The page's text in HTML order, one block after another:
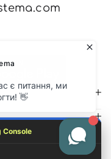
Console